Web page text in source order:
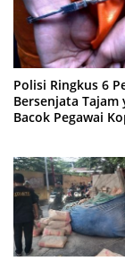
Polisi Ringkus 6
Bersenjata Tajam
Bacok Pegawai